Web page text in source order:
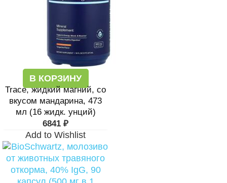
В КОРЗИНУ
Trace, жидкий магний, со
вкусом мандарина, 473
мл (16 жидк. унций)
6841 ₽
Add to Wishlist